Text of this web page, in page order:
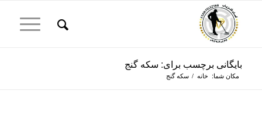
بایگانی برچسب برای: سکه گنج
مکان شما: خانه / سکه گنج